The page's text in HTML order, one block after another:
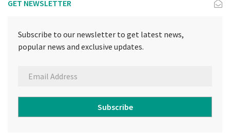
GET NEWSLETTER
Subscribe to our newsletter to get latest news,
popular news and exclusive updates.
Subscribe